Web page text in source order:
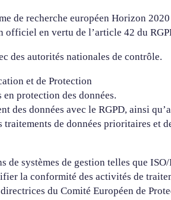
de recherche européen Horizon
officiel en vertu de l’article 42 du
des autorités nationales de contrôle.
et de Protection
protection des données.
données avec le RGPD, ainsi
de données prioritaires et
systèmes de gestion telles que
la conformité des activités de
du Comité Européen de